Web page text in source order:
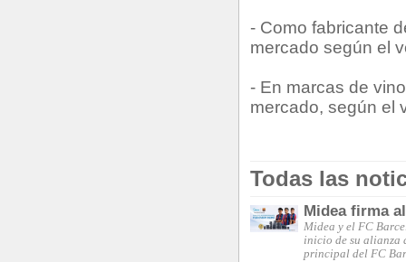
- Como fabricante
mercado según el
- En marcas de
mercado, según el
Todas las
Midea firma
Midea y el FC
inicio de su alianza
principal del FC